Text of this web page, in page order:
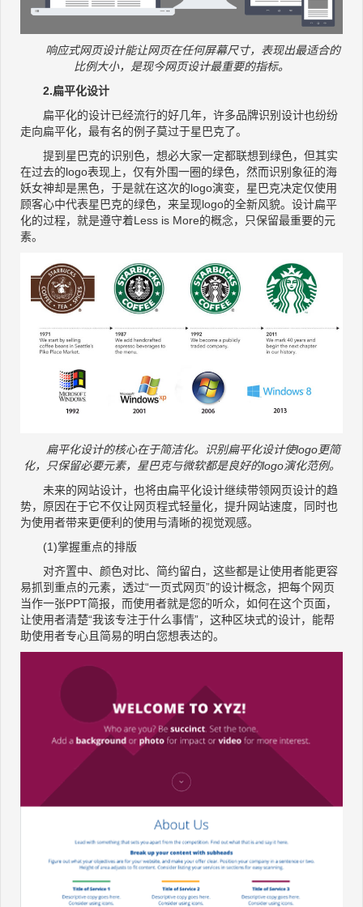
响应式网页设计能让网页在任何屏幕尺寸，表现出最适合的
比例大小，是现今网页设计最重要的指标。
2.扁平化设计
扁平化的设计已经流行的好几年，许多品牌识别设计也纷纷
走向扁平化，最有名的例子莫过于星巴克了。
提到星巴克的识别色，想必大家一定都联想到绿色，但其实
在过去的logo表现上，仅有外围一圈的绿色，然而识别象征的海
妖女神却是黑色，于是就在这次的logo演变，星巴克决定仅使用
顾客心中代表星巴克的绿色，来呈现logo的全新风貌。设计扁平
化的过程，就是遵守着Less is More的概念，只保留最重要的元
素。
扁平化设计的核心在于简洁化。识别扁平化设计使logo更简
化，只保留必要元素，星巴克与微软都是良好的logo演化范例。
未来的网站设计，也将由扁平化设计继续带领网页设计的趋
势，原因在于它不仅让网页程式轻量化，提升网站速度，同时也
为使用者带来更便利的使用与清晰的视觉观感。
(1)掌握重点的排版
对齐置中、颜色对比、简约留白，这些都是让使用者能更容
易抓到重点的元素，透过“一页式网页”的设计概念，把每个网页
当作一张PPT简报，而使用者就是您的听众，如何在这个页面，
让使用者清楚“我该专注于什么事情”，这种区块式的设计，能帮
助使用者专心且简易的明白您想表达的。